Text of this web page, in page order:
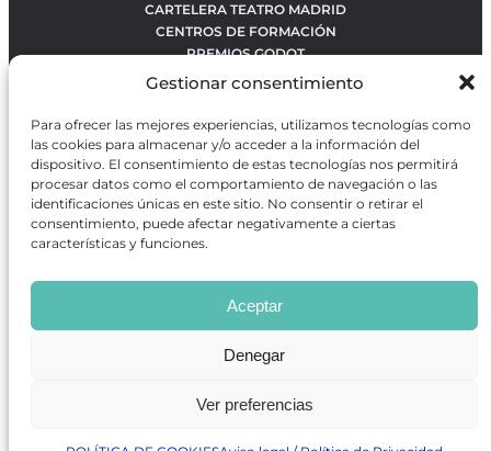
Gestionar consentimiento
Para ofrecer las mejores experiencias, utilizamos tecnologías como
las cookies para almacenar y/o acceder a la información del
dispositivo. El consentimiento de estas tecnologías nos permitirá
procesar datos como el comportamiento de navegación o las
identificaciones únicas en este sitio. No consentir o retirar el
consentimiento, puede afectar negativamente a ciertas
características y funciones.
Aceptar
Denegar
Ver preferencias
CARTELERA TEATRO MADRID
CENTROS DE FORMACIÓN
PREMIOS GODOT
CONTACTO
OBRAS MÁS VOTADAS
RANKING MEJORES OBRAS
BÚSQUEDA AVANZADA DE OBRAS
Revista GODOTes una revista independiente especializada
en información sobre artes escénicas de Madrid, gratuita y
que se distribuye en espacios escénicos, además de otros
puntos de interés turístico y de ocio de la capital.